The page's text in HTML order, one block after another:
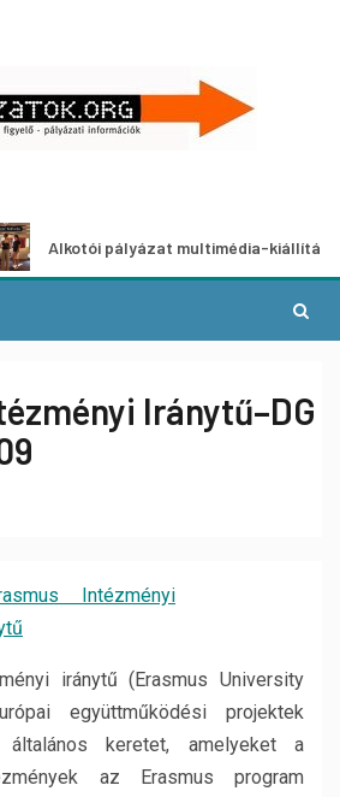
pályázat multimédia-kiállításhoz
Iránytű–DG
iránytű (Erasmus University
együttműködési projektek
keretet, amelyeket a
az Erasmus program